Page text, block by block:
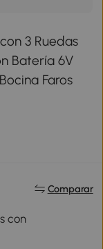
3 Ruedas
Batería 6V
Faros
Comparar
con